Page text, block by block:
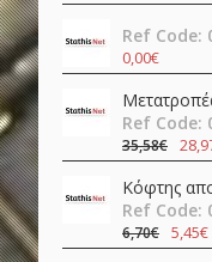
Ref Code:
0,00€
Ref Code:
35,58€
Ref Code:
6,70€ 5,45€